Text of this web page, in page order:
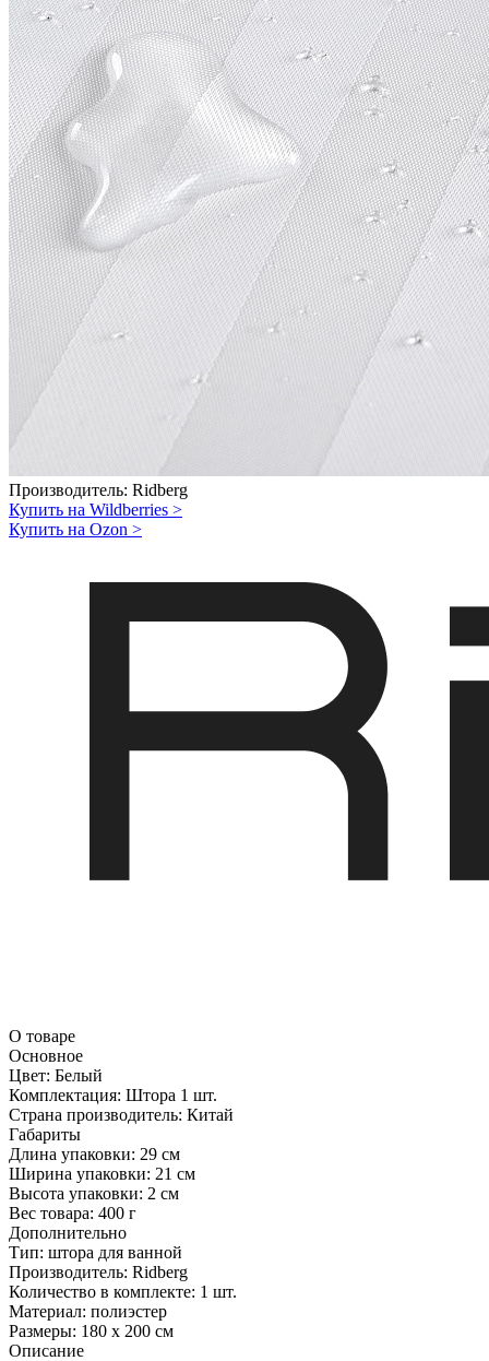
Производитель: Ridberg
Купить на Wildberries >
Купить на Ozon >
О товаре
Основное
Цвет: Белый
Комплектация: Штора 1 шт.
Страна производитель: Китай
Габариты
Длина упаковки: 29 см
Ширина упаковки: 21 см
Высота упаковки: 2 см
Вес товара: 400 г
Дополнительно
Тип: штора для ванной
Производитель: Ridberg
Количество в комплекте: 1 шт.
Материал: полиэстер
Размеры: 180 x 200 см
Описание